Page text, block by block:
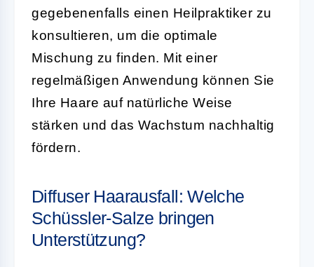
gegebenenfalls einen Heilpraktiker zu
konsultieren, um die optimale
Mischung zu finden. Mit einer
regelmäßigen Anwendung können Sie
Ihre Haare auf natürliche Weise
stärken und das Wachstum nachhaltig
fördern.
Diffuser Haarausfall: Welche
Schüssler-Salze bringen
Unterstützung?